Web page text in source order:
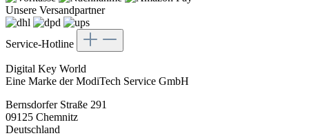
Unsere Versandpartner
Service-Hotline
Digital Key World
Eine Marke der ModiTech Service GmbH
Bernsdorfer Straße 291
09125 Chemnitz
Deutschland